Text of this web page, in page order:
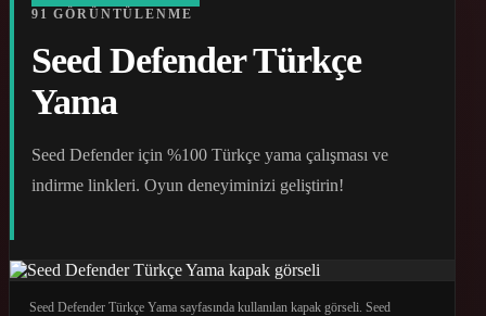
91 GÖRÜNTÜLENME
Seed Defender Türkçe
Yama
Seed Defender için %100 Türkçe yama çalışması ve
indirme linkleri. Oyun deneyiminizi geliştirin!
Seed Defender Türkçe Yama sayfasında kullanılan kapak görseli. Seed